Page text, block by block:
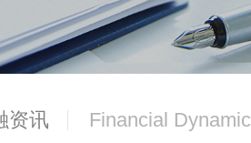
资讯 Financial Dynamic